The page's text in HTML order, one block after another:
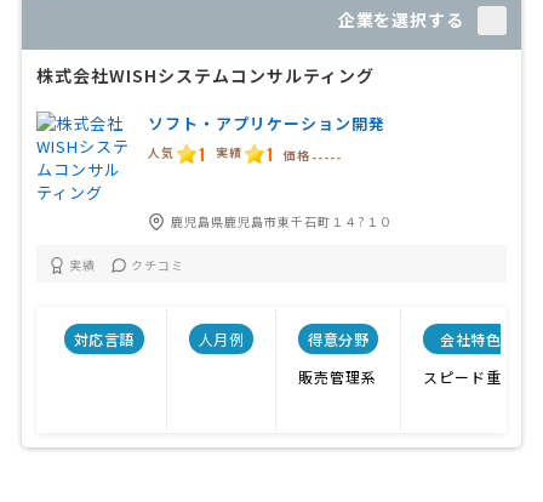
企業を選択する
株式会社WISHシステムコンサルティング
ソフト・アプリケーション開発
人気 1 実績 1 価格 -----
鹿児島県鹿児島市東千石町１４?１０
実績 クチコミ
対応言語 人月例
得意分野
販売管理系
会社特色
スピード重視